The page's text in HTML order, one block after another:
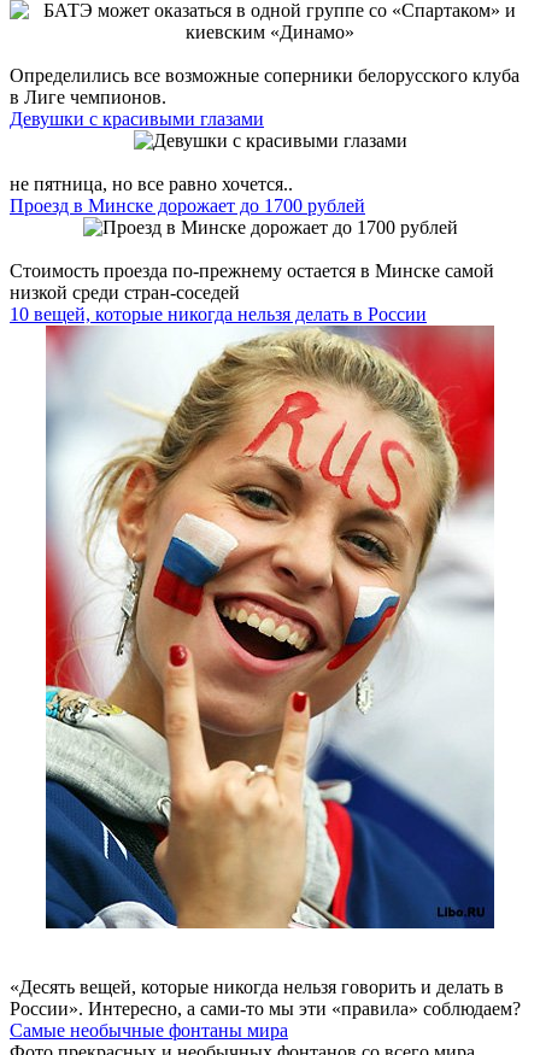
Определились все возможные соперники белорусского клуба
в Лиге чемпионов.
Девушки с красивыми глазами
не пятница, но все равно хочется..
Проезд в Минске дорожает до 1700 рублей
Стоимость проезда по-прежнему остается в Минске самой
низкой среди стран-соседей
10 вещей, которые никогда нельзя делать в России
«Десять вещей, которые никогда нельзя говорить и делать в
России». Интересно, а сами-то мы эти «правила» соблюдаем?
Самые необычные фонтаны мира